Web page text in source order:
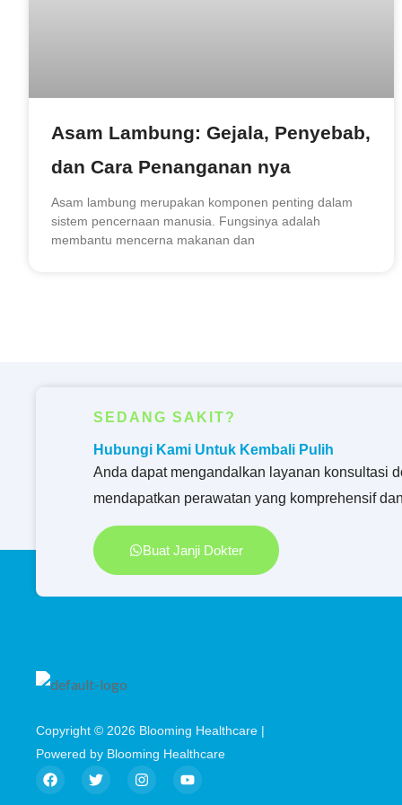
Asam Lambung: Gejala, Penyebab,
dan Cara Penanganan nya
Asam lambung merupakan komponen penting dalam
sistem pencernaan manusia. Fungsinya adalah
membantu mencerna makanan dan
SEDANG SAKIT?
Hubungi Kami Untuk Kembali Pulih
Anda dapat mengandalkan layanan konsultasi
mendapatkan perawatan yang komprehensif
Buat Janji Dokter
Copyright © 2026 Blooming Healthcare |
Powered by Blooming Healthcare
F
a
c
T
w
i
I
n
s
Y
o
u